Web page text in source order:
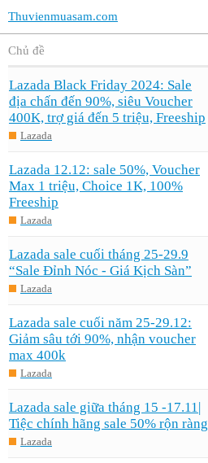
Thuvienmuasam.com
Chủ đề
Lazada Black Friday 2024: Sale
địa chấn đến 90%, siêu Voucher
400K, trợ giá đến 5 triệu, Freeship
Lazada
Lazada 12.12: sale 50%, Voucher
Max 1 triệu, Choice 1K, 100%
Freeship
Lazada
Lazada sale cuối tháng 25-29.9
“Sale Đỉnh Nóc - Giá Kịch Sàn”
Lazada
Lazada sale cuối năm 25-29.12:
Giảm sâu tới 90%, nhận voucher
max 400k
Lazada
Lazada sale giữa tháng 15 -17.11|
Tiệc chính hãng sale 50% rộn ràng
Lazada